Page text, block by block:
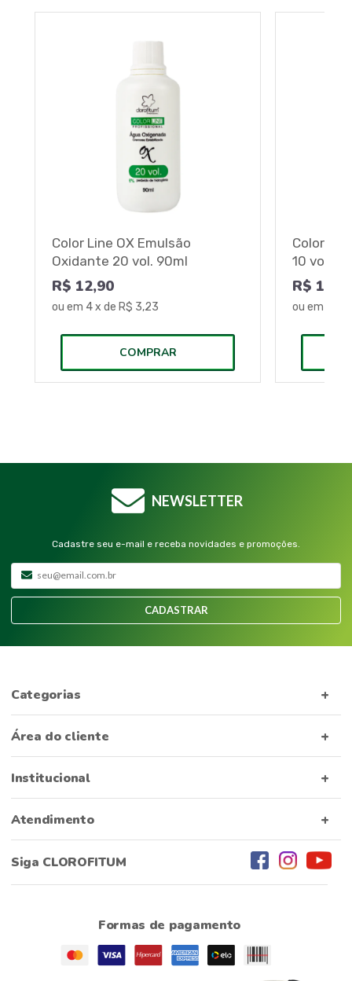
Color Line OX Emulsão
Oxidante 20 vol. 90ml
R$ 12,90
ou em 4x de R$ 3,23
COMPRAR
Color
10 vol.
R$
ou em
NEWSLETTER
Cadastre seu e-mail e receba novidades e promoções.
CADASTRAR
Categorias
Área do cliente
Institucional
Atendimento
Siga CLOROFITUM
Formas de pagamento